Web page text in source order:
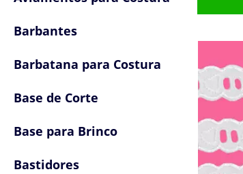
Barbantes
Barbatana para Costura
Base de Corte
Base para Brinco
Bastidores